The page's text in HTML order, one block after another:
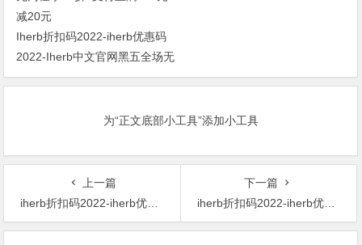
Iherb折扣码2022-iherb优惠码
2022-Iherb中文官网黑五全场无
门槛享88折+支付宝满400元减
为“正文底部小工具”添加小工具
上一篇
iherb折扣码2022-iherb优惠码2022-Traditional Medicinals 催乳茶 不含咖啡因 28g*16包 $4.32 原价$5.33 19% OFF
下一篇
iherb折扣码2022-iherb优惠码2022-精选 MusclePharm 健身补剂专场 低至8.5折+满额9折+支付宝再减10元